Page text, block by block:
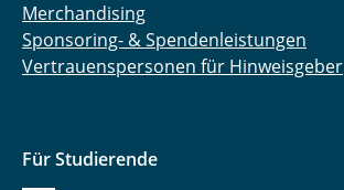
Merchandising
Sponsoring- & Spendenleistungen
Vertrauenspersonen für Hinweisgeber
Für Studierende